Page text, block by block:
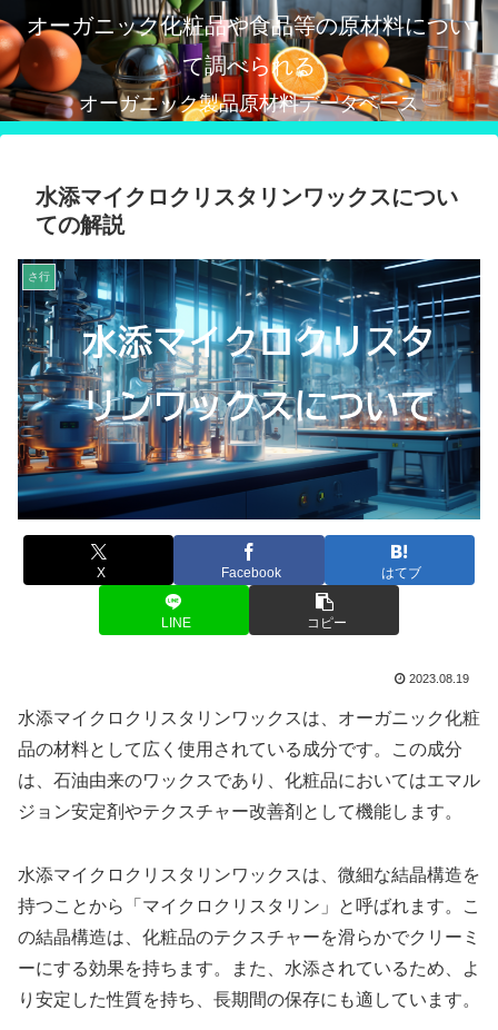
オーガニック化粧品や食品等の原材料につい
て調べられる
オーガニック製品原材料データベース
水添マイクロクリスタリンワックスについ
ての解説
さ行
X Facebook はてブ
LINE コピー
2023.08.19
水添マイクロクリスタリンワックスは、オーガニック化粧
品の材料として広く使用されている成分です。この成分
は、石油由来のワックスであり、化粧品においてはエマル
ジョン安定剤やテクスチャー改善剤として機能します。
水添マイクロクリスタリンワックスは、微細な結晶構造を
持つことから「マイクロクリスタリン」と呼ばれます。こ
の結晶構造は、化粧品のテクスチャーを滑らかでクリーミ
ーにする効果を持ちます。また、水添されているため、よ
り安定した性質を持ち、長期間の保存にも適しています。